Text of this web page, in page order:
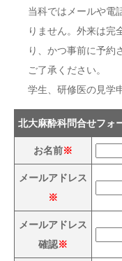
当科ではメールや電
りません。外来は完
り、かつ事前に予約
ご了承ください。
学生、研修医の見学
北大麻酔科問合せフォ
お名前※
メールアドレス
※
メールアドレス
確認※